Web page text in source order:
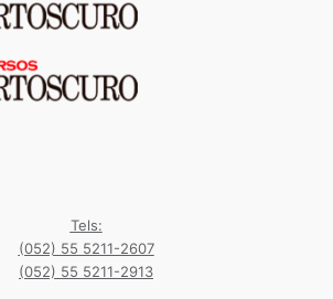
Tels:
(052) 55 5211-2607
(052) 55 5211-2913